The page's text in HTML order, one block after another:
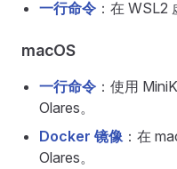
一行命令 ：在 WSL2
macOS
一行命令 ：使用
Olares。
Docker 镜像：在
Olares。